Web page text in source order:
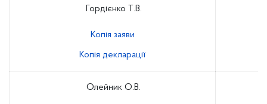
Гордієнко Т.В.
Копія заяви
Копія декларації
Олейник О.В.